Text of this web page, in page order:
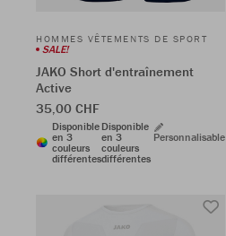
HOMMES VÊTEMENTS DE SPORT
SALE!
JAKO Short d'entraînement
Active
35,00 CHF
Disponible
en 3
couleurs
différentes
Disponible
en 3
couleurs
différentes
Personnalisable